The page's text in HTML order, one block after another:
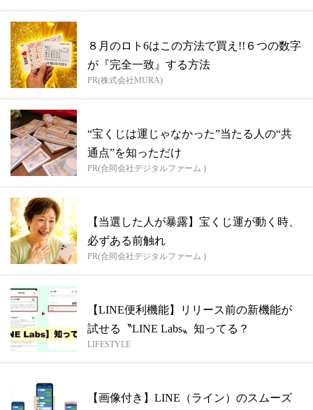
８月のロト6はこの方法で買え!!６つの数字
が『完全一致』する方法
PR(株式会社MURA)
“宝くじは運じゃなかった”当たる人の“共
通点”を知っただけ
PR(合同会社デジタルファーム )
【当選した人が暴露】宝くじ運が動く時、
必ずある前触れ
PR(合同会社デジタルファーム )
【LINE便利機能】リリース前の新機能が
試せる〝LINE Labs〟知ってる？
LIFESTYLE
【画像付き】LINE（ライン）のスムーズ